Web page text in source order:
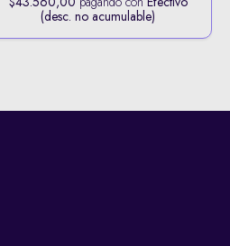
(desc. no acumulable)